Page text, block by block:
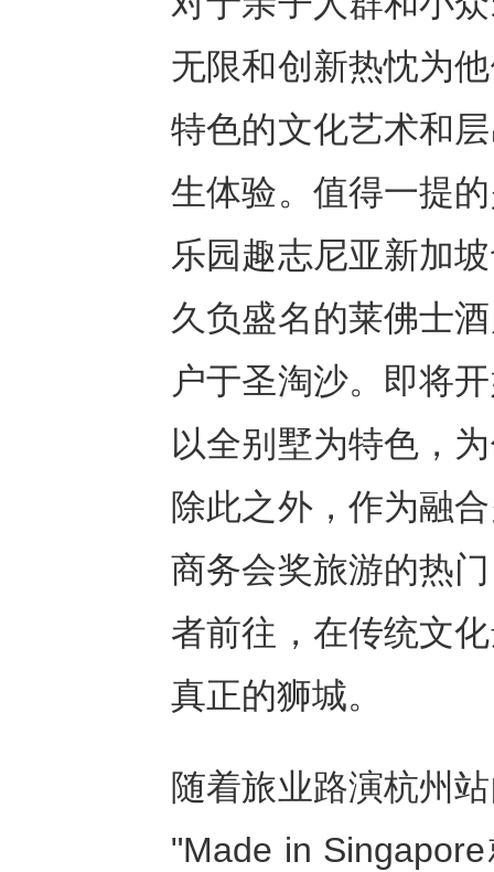
无限和创新热忱为
特色的文化艺术和
生体验。值得一提
乐园趣志尼亚新加
久负盛名的莱佛士
户于圣淘沙。即将
以全别墅为特色，
除此之外，作为融
商务会奖旅游的热
者前往，在传统文
真正的狮城。
随着旅业路演杭州
"Made in